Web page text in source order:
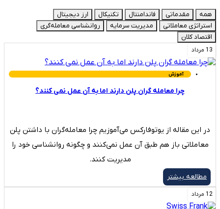
همه مقدماتی فاندامنتال تکنیکال
ارز دیجیتال
استراتژی معاملاتی
مدیریت سرمایه
روانشناسی معامله‌گری
اقتصاد کلان
13 مرداد
آموزش
چرا معامله ‌گران پلن دارند اما به آن عمل نمی ‌کنند؟
در این مقاله از یوتوفارکس می‌آموزیم چرا معامله‌گران با داشتن پلن
معاملاتی باز هم طبق آن عمل نمی‌کنند و چگونه روانشناسی خود را
مدیریت کنند.
مطالعه بیشتر
12 مرداد